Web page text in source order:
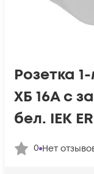
Розетка
ХБ 16А с
бел. IEK
0 Нет